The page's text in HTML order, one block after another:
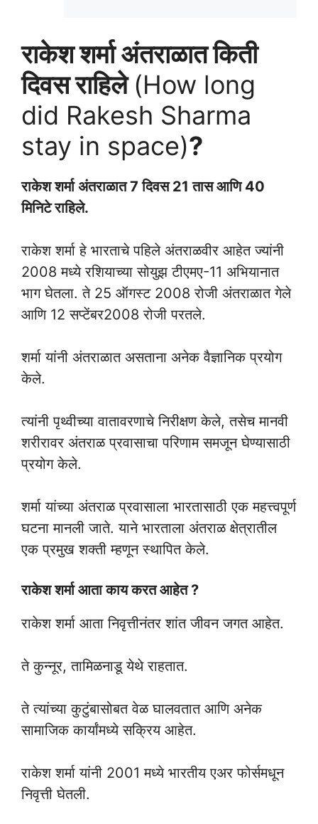
राकेश शर्मा अंतराळात किती
दिवस राहिले (How long
did Rakesh Sharma
stay in space)?
राकेश शर्मा अंतराळात 7 दिवस 21 तास आणि 40
मिनिटे राहिले.
राकेश शर्मा हे भारताचे पहिले अंतराळवीर आहेत ज्यांनी
2008 मध्ये रशियाच्या सोयुझ टीएमए-11 अभियानात
भाग घेतला. ते 25 ऑगस्ट 2008 रोजी अंतराळात गेले
आणि 12 सप्टेंबर2008 रोजी परतले.
शर्मा यांनी अंतराळात असताना अनेक वैज्ञानिक प्रयोग
केले.
त्यांनी पृथ्वीच्या वातावरणाचे निरीक्षण केले, तसेच मानवी
शरीरावर अंतराळ प्रवासाचा परिणाम समजून घेण्यासाठी
प्रयोग केले.
शर्मा यांच्या अंतराळ प्रवासाला भारतासाठी एक महत्त्वपूर्ण
घटना मानली जाते. याने भारताला अंतराळ क्षेत्रातील
एक प्रमुख शक्ती म्हणून स्थापित केले.
राकेश शर्मा आता काय करत आहेत ?
राकेश शर्मा आता निवृत्तीनंतर शांत जीवन जगत आहेत.
ते कुन्नूर, तामिळनाडू येथे राहतात.
ते त्यांच्या कुटुंबासोबत वेळ घालवतात आणि अनेक
सामाजिक कार्यांमध्ये सक्रिय आहेत.
राकेश शर्मा यांनी 2001 मध्ये भारतीय एअर फोर्समधून
निवृत्ती घेतली.